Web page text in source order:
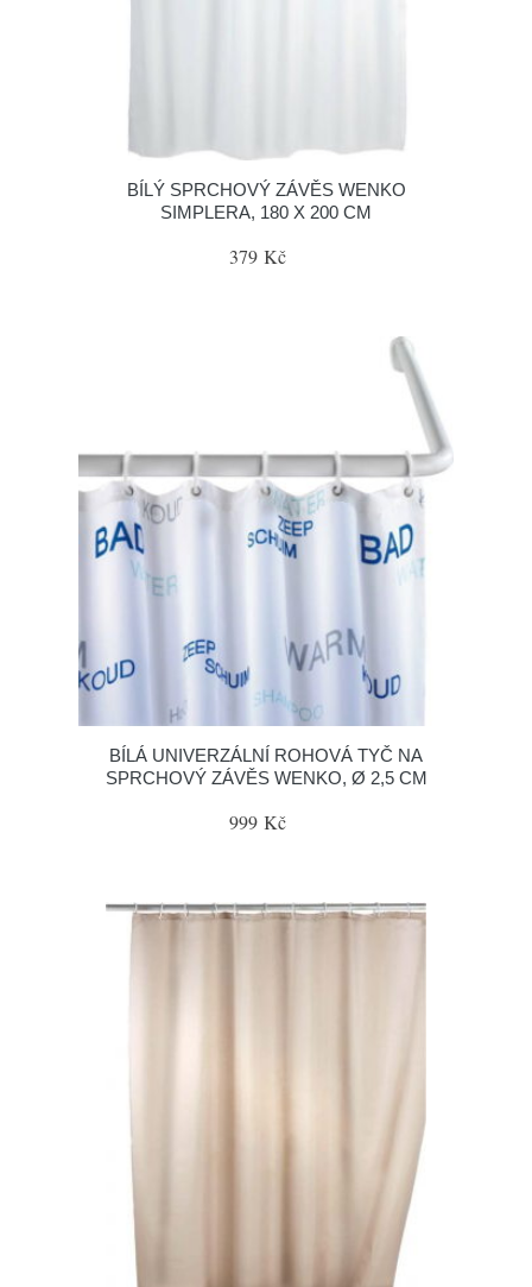
BÍLÝ SPRCHOVÝ ZÁVĚS WENKO
SIMPLERA, 180 X 200 CM
379 Kč
BÍLÁ UNIVERZÁLNÍ ROHOVÁ TYČ NA
SPRCHOVÝ ZÁVĚS WENKO, Ø 2,5 CM
999 Kč